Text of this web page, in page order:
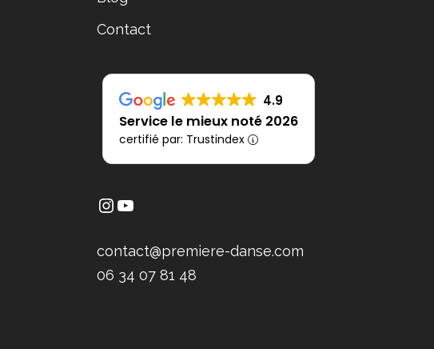
Contact
4.9
Service le mieux noté 2026
certifié par: Trustindex
contact@premiere-danse.com
06 34 07 81 48